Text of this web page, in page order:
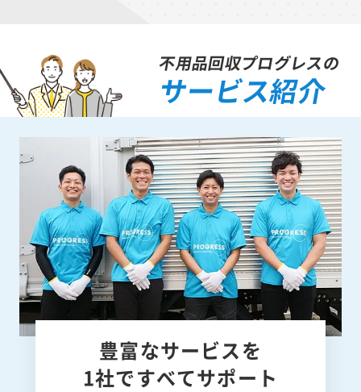
不用品回収プログレスの
サービス紹介
豊富なサービスを
1社ですべてサポート